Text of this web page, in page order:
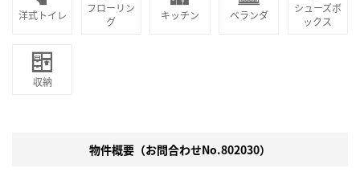
洋式トイレ
フローリン
グ
キッチン ベランダ
シューズボ
ックス
収納
物件概要（お問合わせNo.802030）